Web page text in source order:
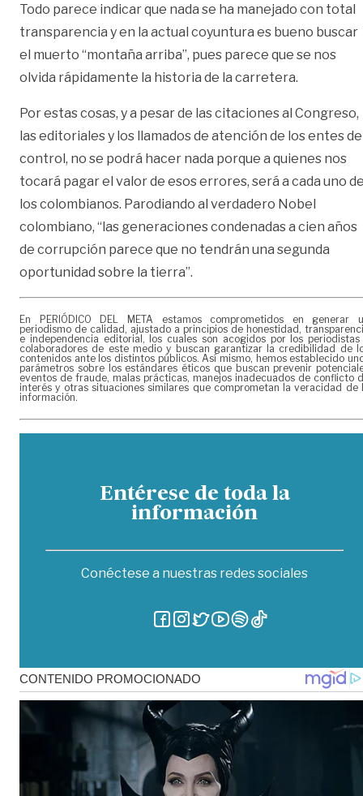
Todo parece indicar que nada se ha manejado con total
transparencia y en la actual coyuntura es bueno buscar
el muerto “montaña arriba”, pues parece que se nos
olvida rápidamente la historia de la carretera.
Por estas cosas, y a pesar de las citaciones al Congreso,
las editoriales y los llamados de atención de los entes de
control, no se podrá hacer nada porque a quienes nos
tocará pagar el valor de esos errores, será a cada uno
los colombianos. Parodiando al verdadero Nobel
colombiano, “las generaciones condenadas a cien años
de corrupción parece que no tendrán una segunda
oportunidad sobre la tierra”.
En PERIÓDICO DEL META estamos comprometidos en generar
periodismo de calidad, ajustado a principios de honestidad,
e independencia editorial, los cuales son acogidos por los periodistas
colaboradores de este medio y buscan garantizar la credibilidad de
contenidos ante los distintos públicos. Así mismo, hemos establecido
parámetros sobre los estándares éticos que buscan prevenir
eventos de fraude, malas prácticas, manejos inadecuados de conflicto
interés y otras situaciones similares que comprometan la veracidad de
información.
Entérese de toda la
información
Conéctese a nuestras redes sociales